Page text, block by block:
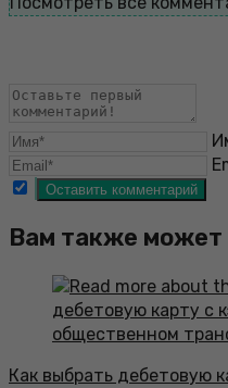
Вам также может
Как выбрать дебетовую